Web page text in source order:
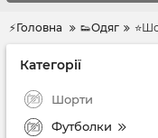
⚡Головна 👟Одяг
Категорії
Шорти
Футболки